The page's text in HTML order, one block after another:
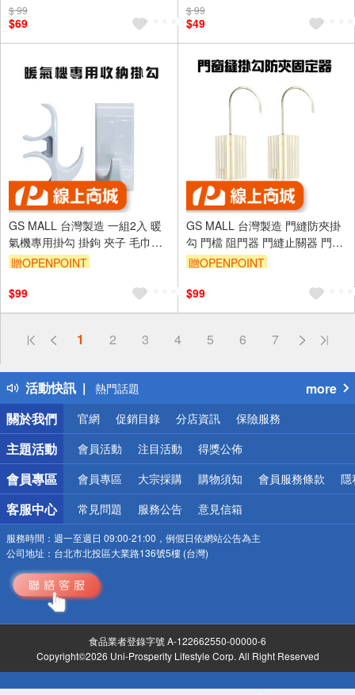
水盒
$ 99
$69
納
$ 99
$49
GS MALL 台灣製造 一組2入 暖
氣機專用掛勾 掛鉤 夾子 毛巾勾
小掛勾 收納勾 掛勾 暖氣機掛勾
贈OPENPOINT
$99
GS MALL 台灣製造 門縫防夾掛
勾 門檔 阻門器 門縫止關器 門阻
門窗縫掛勾 防夾勾 門縫掛勾
贈OPENPOINT
$99
1 2 3 4 5 6 7
活動快訊
偏遠地區配送
得獎公告
熱門話題
銀行優惠
偏遠地區配送
詐騙網頁！請小心！
more
關於我們
官網 促銷目錄 分店資訊 保險服務
主題活動 會員活動 注目活動 得獎公佈
會員專區 會員專區 大宗採購 購物須知 會員服務條款 隱
客服中心 常見問題 服務公告 意見信箱
服務時間： 週一至週日 09:00-21:00，例假日依網站公告為主
公司地址： 台北市北投區大業路136號5樓 (台灣)
食品業者登錄字號 A-122662550-00000-6
Copyright©2026 Uni-Prosperity Lifestyle Corp. All Right Reserved